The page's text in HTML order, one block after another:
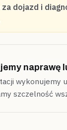
za dojazd i
naprawę
wykonujemy
szczelność